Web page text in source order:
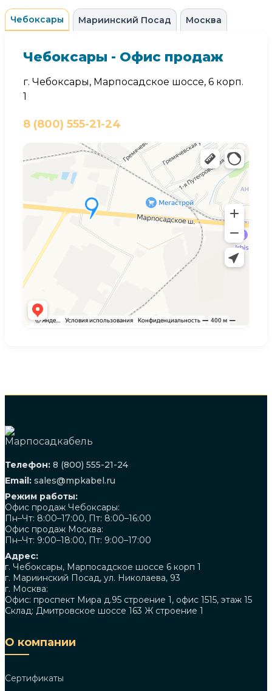
Чебоксары Мариинский Посад Москва
Чебоксары - Офис продаж
г. Чебоксары, Марпосадское шоссе, 6 корп.
1
8 (800) 555-21-24
Телефон: 8 (800) 555-21-24
Email: sales@mpkabel.ru
Режим работы:
Офис продаж Чебоксары:
Пн–Чт: 8:00–17:00, Пт: 8:00–16:00
Офис продаж Москва:
Пн–Чт: 9:00–18:00, Пт: 9:00–17:00
Адрес:
г. Чебоксары, Марпосадское шоссе 6 корп 1
г. Мариинский Посад, ул. Николаева, 93
г. Москва:
Офис: проспект Мира д.95 строение 1, офис 1515, этаж 15
Склад: Дмитровское шоссе 163 Ж строение 1
О компании
Сертификаты